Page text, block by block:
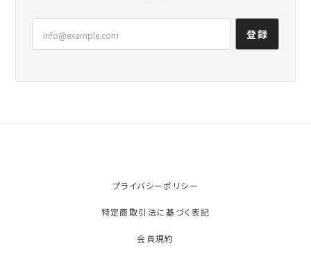
登録
プライバシーポリシー
特定商取引法に基づく表記
会員規約